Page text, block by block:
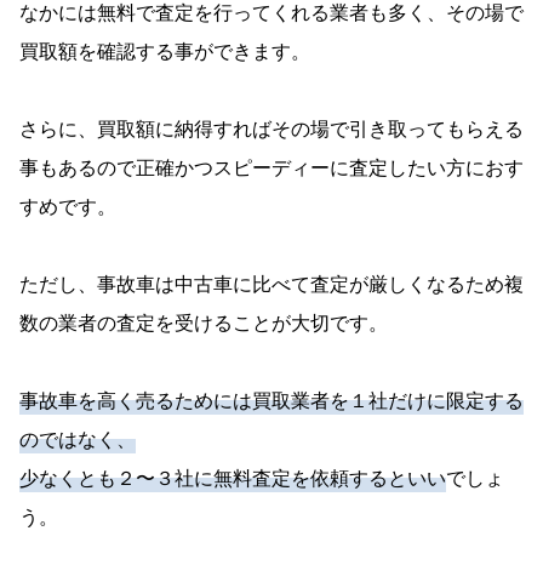
なかには無料で査定を行ってくれる業者も多く、その場で
買取額を確認する事ができます。
さらに、買取額に納得すればその場で引き取ってもらえる
事もあるので正確かつスピーディーに査定したい方におす
すめです。
ただし、事故車は中古車に比べて査定が厳しくなるため複
数の業者の査定を受けることが大切です。
事故車を高く売るためには買取業者を１社だけに限定する
のではなく、
少なくとも２〜３社に無料査定を依頼するといいでしょ
う。